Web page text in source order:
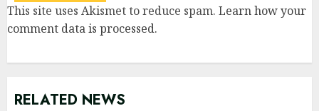
This site uses Akismet to reduce spam. Learn how your
comment data is processed.
RELATED NEWS